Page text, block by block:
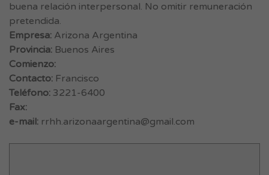
buena relación interpersonal. No omitir remuneración
pretendida.
Empresa: Arizona Argentina
Provincia: Buenos Aires
Comienzo:
Contacto: Francisco
Teléfono: 3221-6400
Fax:
e-mail: rrhh.arizonaargentina@gmail.com